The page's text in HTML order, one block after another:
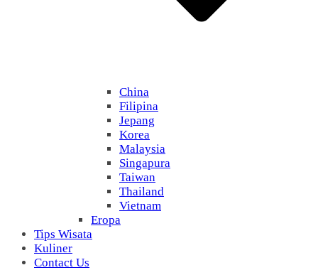
China
Filipina
Jepang
Korea
Malaysia
Singapura
Taiwan
Thailand
Vietnam
Eropa
Tips Wisata
Kuliner
Contact Us